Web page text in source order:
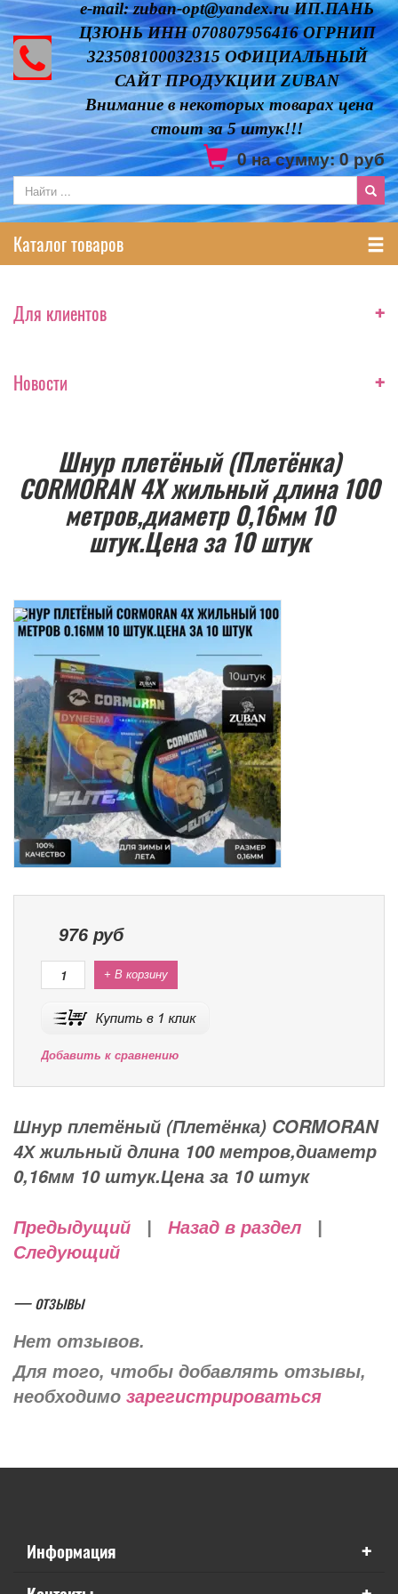
e-mail: zuban-opt@yandex.ru ИП.ПАНЬ
ЦЗЮНЬ ИНН 070807956416 ОГРНИП
323508100032315 ОФИЦИАЛЬНЫЙ
САЙТ ПРОДУКЦИИ ZUBAN
Внимание в некоторых товарах цена
стоит за 5 штук!!!
0на сумму:0руб
Каталог товаров
Для клиентов +
Новости +
Шнур плетёный (Плетёнка)
CORMORAN 4Х жильный длина 100
метров,диаметр 0,16мм 10
штук.Цена за 10 штук
976 руб
+ В корзину
Добавить к сравнению
Шнур плетёный (Плетёнка) CORMORAN
4Х жильный длина 100 метров,диаметр
0,16мм 10 штук.Цена за 10 штук
Предыдущий Назад в раздел
Следующий
— отзывы
Нет отзывов.
Для того, чтобы добавлять отзывы,
необходимо зарегистрироваться
Информация +